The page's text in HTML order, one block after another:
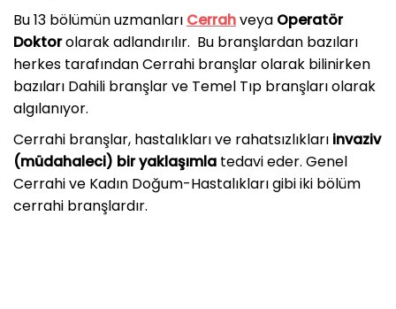
Bu 13 bölümün uzmanları Cerrahveya Operatör
Doktorolarak adlandırılır. Bu branşlardan bazıları
herkes tarafından Cerrahi branşlar olarak bilinirken
bazıları Dahili branşlar ve Temel Tıp branşları olarak
algılanıyor.
Cerrahi branşlar, hastalıkları ve rahatsızlıkları invaziv
(müdahaleci) bir yaklaşımla tedavi eder. Genel
Cerrahi ve Kadın Doğum-Hastalıkları gibi iki bölüm
cerrahi branşlardır.